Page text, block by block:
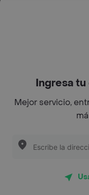
Top Marcas y
Encuéntranos en
App Store
Restaurantes cerca
Ingresa
Mejor servicio,